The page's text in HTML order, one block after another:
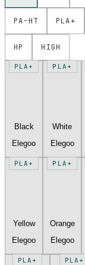
PA-HT PLA+
HP HIGH
PLA+
Black
Elegoo
PLA+
White
Elegoo
PLA+
Yellow
Elegoo
PLA+
Orange
Elegoo
PLA+ PLA+